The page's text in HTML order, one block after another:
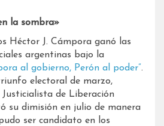
la sombra»
Héctor J. Cámpora ganó las
argentinas bajo la
al gobierno, Perón al poder”.
electoral de marzo,
Justicialista de Liberación
su dimisión en julio de manera
ser candidato en los